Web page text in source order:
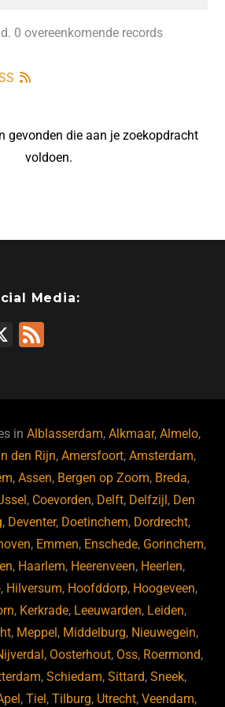
0 overeenkomende records
gevonden die aan je zoekopdracht
voldoen.
Media:
X
inAlblasserdam,Alkmaar,Almelo,
den Rijn,Amersfoort,Amsterdam,
,Assen, Bergen op Zoom, Breda,
, Coevorden, Delft, Delfzijl , Den
, Deventer, Doetinchem, Dordrecht,
, Emmen, Enschede, Gorinchem,
, Haarlem, Heerenveen, Heerlen,
, Hilversum, Hoofddorp, Hoogeveen,
, Kerkrade, Leeuwarden, Leiden,
, Meppel , Middelburg, Nieuwegein,
, Oosterhout, Oss, Roermond,
, Schiedam, Sittard, Sneek,
,Tiel ,Tilburg, Utrecht,Veendam,